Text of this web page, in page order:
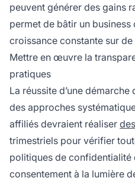
peuvent générer des gains
permet de bâtir un business
croissance constante sur
Mettre en œuvre la
pratiques
La réussite d’une
des approches
affiliés devraient réaliser
trimestriels pour vérifier
politiques de confidentialité
consentement à la lumière